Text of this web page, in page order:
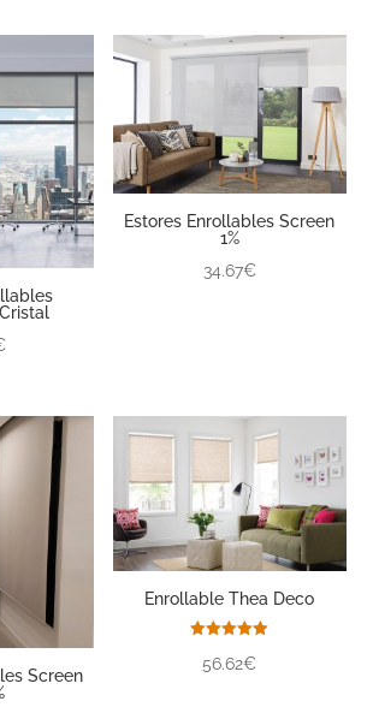
Estores Enrollables Screen
1%
34.67€
Screen
Enrollable Thea Deco
con
56.62€